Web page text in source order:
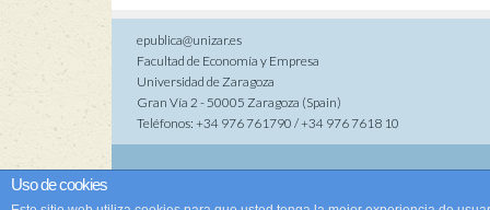
epublica@unizar.es
Facultad de Economía y Empresa
Universidad de Zaragoza
Gran Vía 2 - 50005 Zaragoza (Spain)
Teléfonos: +34 976 761790 / +34 976 7618 10
Uso de cookies